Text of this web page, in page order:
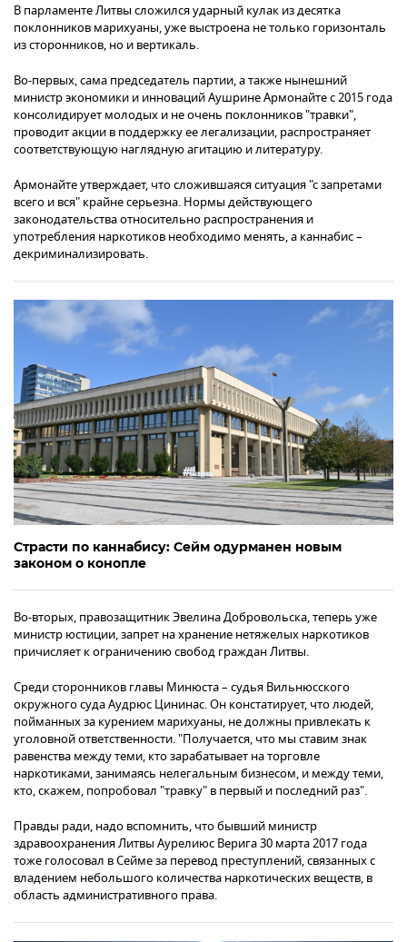
В парламенте Литвы сложился ударный кулак из десятка
поклонников марихуаны, уже выстроена не только горизонталь
из сторонников, но и вертикаль.
Во-первых, сама председатель партии, а также нынешний
министр экономики и инноваций Аушрине Армонайте с 2015 года
консолидирует молодых и не очень поклонников "травки",
проводит акции в поддержку ее легализации, распространяет
соответствующую наглядную агитацию и литературу.
Армонайте утверждает, что сложившаяся ситуация "с запретами
всего и вся" крайне серьезна. Нормы действующего
законодательства относительно распространения и
употребления наркотиков необходимо менять, а каннабис –
декриминализировать.
Страсти по каннабису: Сейм одурманен новым
законом о конопле
Во-вторых, правозащитник Эвелина Добровольска, теперь уже
министр юстиции, запрет на хранение нетяжелых наркотиков
причисляет к ограничению свобод граждан Литвы.
Среди сторонников главы Минюста – судья Вильнюсского
окружного суда Аудрюс Цининас. Он констатирует, что людей,
пойманных за курением марихуаны, не должны привлекать к
уголовной ответственности. "Получается, что мы ставим знак
равенства между теми, кто зарабатывает на торговле
наркотиками, занимаясь нелегальным бизнесом, и между теми,
кто, скажем, попробовал "травку" в первый и последний раз".
Правды ради, надо вспомнить, что бывший министр
здравоохранения Литвы Аурелиюс Верига 30 марта 2017 года
тоже голосовал в Сейме за перевод преступлений, связанных с
владением небольшого количества наркотических веществ, в
область административного права.